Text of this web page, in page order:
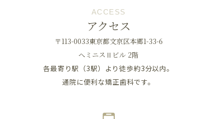
ACCESS
アクセス
〒113-0033東京都文京区本郷1-33-6
へミニスⅡビル 2階
各最寄り駅（3駅）より徒歩約3分以内。
通院に便利な矯正歯科です。